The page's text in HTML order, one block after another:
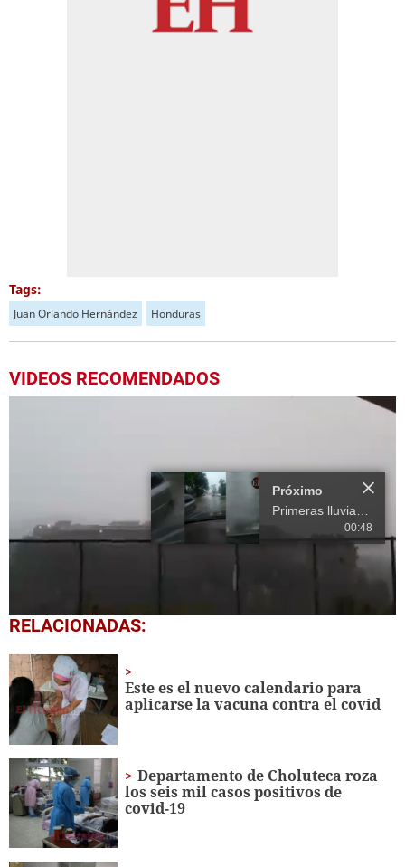
Tags:
Juan Orlando Hernández Honduras
VIDEOS RECOMENDADOS
0
seconds
15
seconds
Próximo
00:48
RELACIONADAS:
Este es el nuevo calendario para
aplicarse la vacuna contra el covid
Departamento de Choluteca roza
los seis mil casos positivos de
covid-19